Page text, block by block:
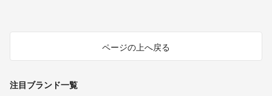
ページの上へ戻る
注目ブランド一覧